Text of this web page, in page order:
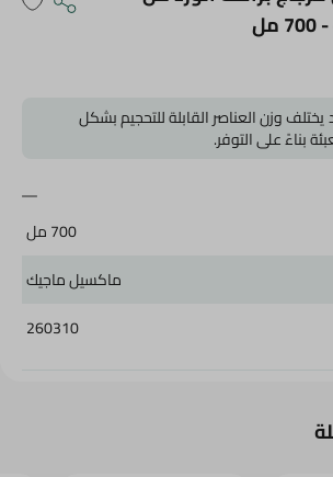
يختلف وزن العناصر القابلة للتحجيم بشكل
بناءً على التوفر.
700 مل
ماكسيل ماجيك
260310